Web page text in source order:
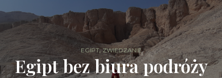
EGIPT,ZWIEDZANIE
Egipt bez biura podróży